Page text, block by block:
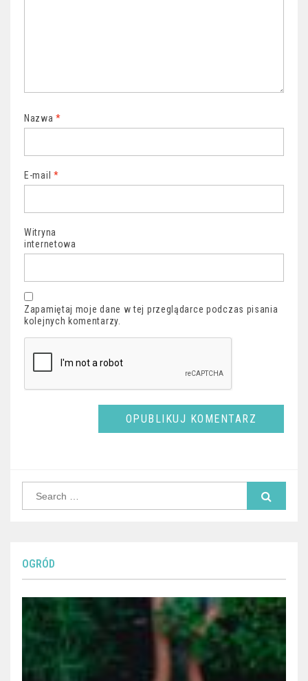
Nazwa*
E-mail *
Witryna
internetowa
Zapamiętaj moje dane w tej przeglądarce podczas pisania
kolejnych komentarzy.
OGRÓD